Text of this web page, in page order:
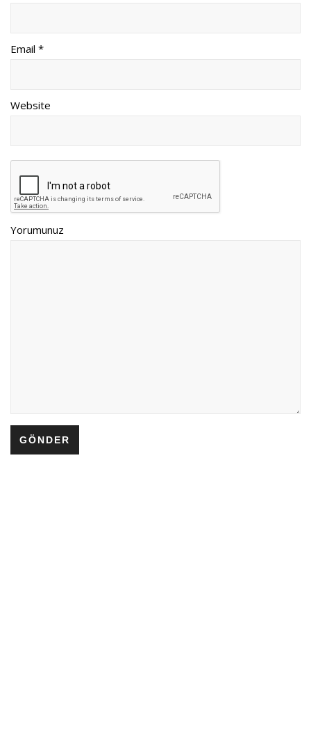
Email *
Website
Yorumunuz